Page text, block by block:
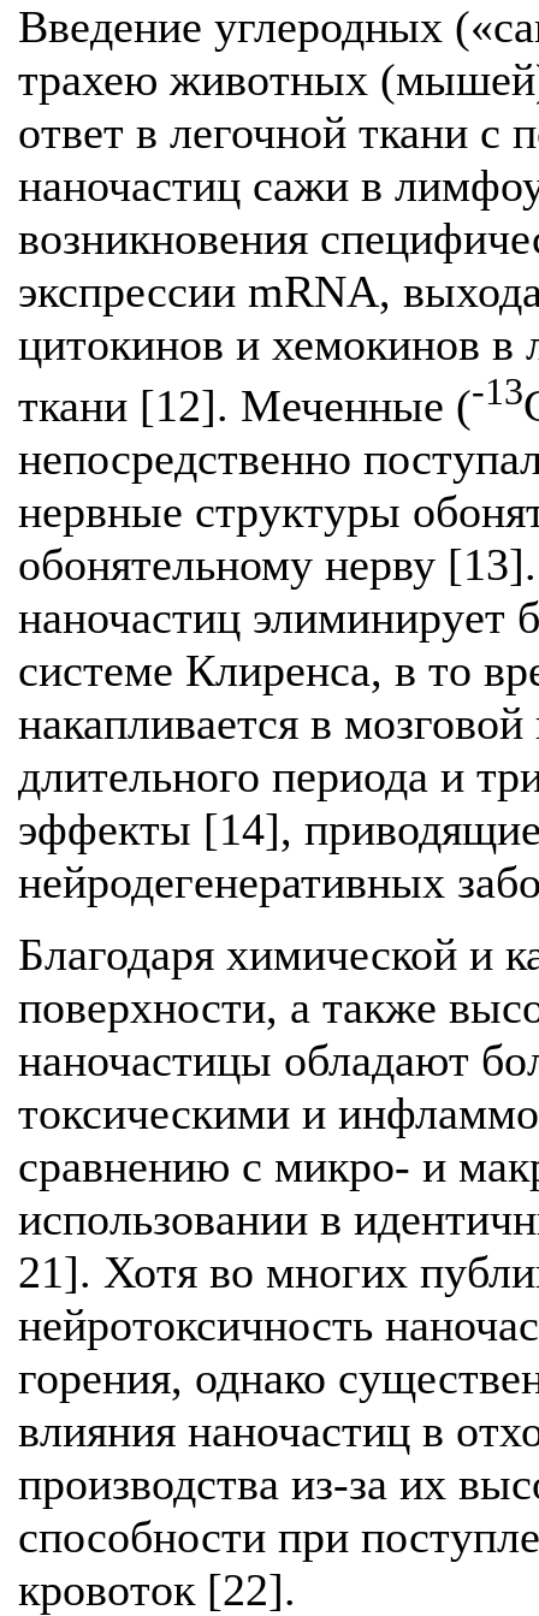
Введение углеродных
трахею животных
ответ в легочной ткани с
наночастиц сажи в
возникновения
экспрессии mRNA,
цитокинов и хемокинов
ткани [12]. Меченные (-13
непосредственно
нервные структуры
обонятельному нерву
наночастиц элиминирует
системе Клиренса, в то
накапливается в
длительного периода и
эффекты [14],
нейродегенеративных
Благодаря химической и
поверхности, а также
наночастицы обладают
токсическими и
сравнению с микро- и
использовании в
21]. Хотя во многих
нейротоксичность
горения, однако
влияния наночастиц в
производства из-за их
способности при
кровоток [22].